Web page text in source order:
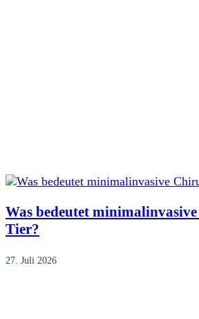
Was bedeutet
Tier?
27. Juli 2026